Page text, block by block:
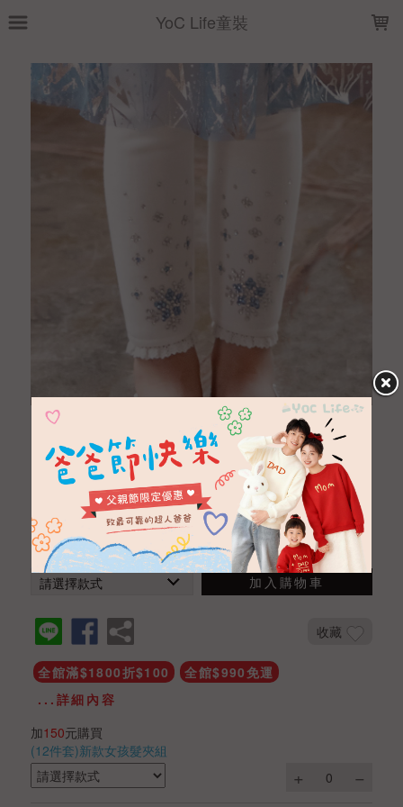
YoC Life童裝
冰雪亮鑽公主風內搭褲
NTD 490
NTD 390
商品編號
CGA012101554
數量
加入購物車
收藏
全館滿$1800折$100
全館$990免運
...詳細內容
加150元購買
(12件套)新款女孩髮夾組